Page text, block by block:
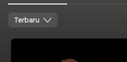
Terbaru